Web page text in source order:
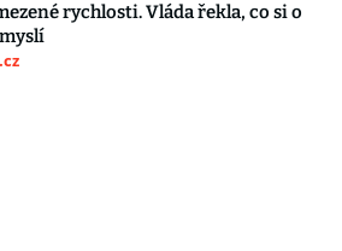
rychlosti. Vláda řekla, co si o